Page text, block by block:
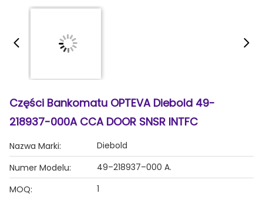
Części Bankomatu OPTEVA Diebold 49-
218937-000A CCA DOOR SNSR INTFC
Nazwa Marki:
Diebold
Numer Modelu:
49–218937–000 A.
MOQ:
1